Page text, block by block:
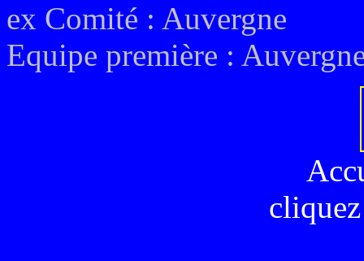
ex Comité : Auvergne
Equipe première :